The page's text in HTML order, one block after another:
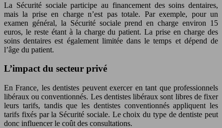
La Sécurité sociale participe au financement des soins dentaires,
mais la prise en charge n’est pas totale. Par exemple, pour un
examen général, la Sécurité sociale prend en charge environ 15
euros, le reste étant à la charge du patient. La prise en charge des
soins dentaires est également limitée dans le temps et dépend de
l’âge du patient.
L’impact du secteur privé
En France, les dentistes peuvent exercer en tant que professionnels
libéraux ou conventionnés. Les dentistes libéraux sont libres de fixer
leurs tarifs, tandis que les dentistes conventionnés appliquent les
tarifs fixés par la Sécurité sociale. Le choix du type de dentiste peut
donc influencer le coût des consultations.